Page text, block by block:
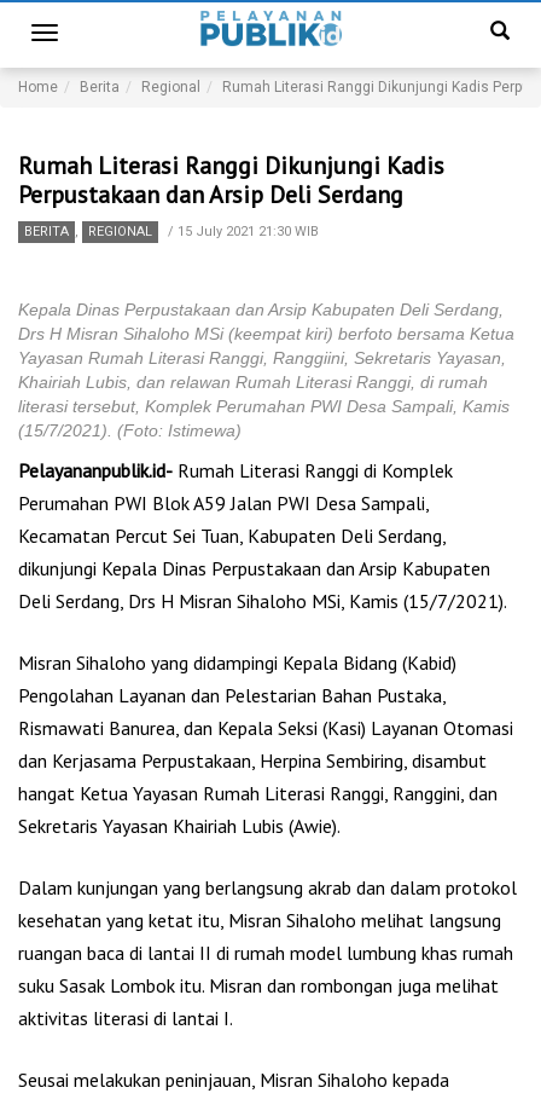
Toggle
navigation
Home Berita Regional Rumah Literasi Ranggi Dikunjungi Kadis
Rumah Literasi Ranggi Dikunjungi Kadis
Perpustakaan dan Arsip Deli Serdang
BERITA , REGIONAL / 15 July 2021 21:30 WIB
Kepala Dinas Perpustakaan dan Arsip Kabupaten Deli Serdang,
Drs H Misran Sihaloho MSi (keempat kiri) berfoto bersama Ketua
Yayasan Rumah Literasi Ranggi, Ranggiini, Sekretaris Yayasan,
Khairiah Lubis, dan relawan Rumah Literasi Ranggi, di rumah
literasi tersebut, Komplek Perumahan PWI Desa Sampali, Kamis
(15/7/2021). (Foto: Istimewa)
Pelayananpublik.id- Rumah Literasi Ranggi di Komplek
Perumahan PWI Blok A59 Jalan PWI Desa Sampali,
Kecamatan Percut Sei Tuan, Kabupaten Deli Serdang,
dikunjungi Kepala Dinas Perpustakaan dan Arsip Kabupaten
Deli Serdang, Drs H Misran Sihaloho MSi, Kamis (15/7/2021).
Misran Sihaloho yang didampingi Kepala Bidang (Kabid)
Pengolahan Layanan dan Pelestarian Bahan Pustaka,
Rismawati Banurea, dan Kepala Seksi (Kasi) Layanan Otomasi
dan Kerjasama Perpustakaan, Herpina Sembiring, disambut
hangat Ketua Yayasan Rumah Literasi Ranggi, Ranggini, dan
Sekretaris Yayasan Khairiah Lubis (Awie).
Dalam kunjungan yang berlangsung akrab dan dalam protokol
kesehatan yang ketat itu, Misran Sihaloho melihat langsung
ruangan baca di lantai II di rumah model lumbung khas rumah
suku Sasak Lombok itu. Misran dan rombongan juga melihat
aktivitas literasi di lantai I.
Seusai melakukan peninjauan, Misran Sihaloho kepada